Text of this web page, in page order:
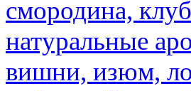
смородина,
натуральные
вишни, изюм,